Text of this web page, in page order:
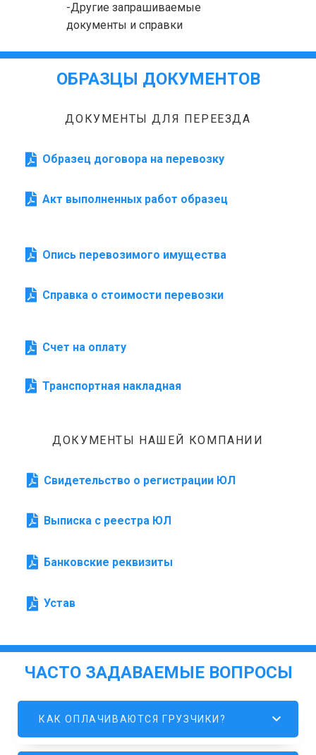
-Другие запрашиваемые
документы и справки
ОБРАЗЦЫ ДОКУМЕНТОВ
ДОКУМЕНТЫ ДЛЯ ПЕРЕЕЗДА
Образец договора на перевозку
Акт выполненных работ образец
Опись перевозимого имущества
Справка о стоимости перевозки
Счет на оплату
Транспортная накладная
ДОКУМЕНТЫ НАШЕЙ КОМПАНИИ
Свидетельство о регистрации ЮЛ
Выписка с реестра ЮЛ
Банковские реквизиты
Устав
ЧАСТО ЗАДАВАЕМЫЕ ВОПРОСЫ
КАК ОПЛАЧИВАЮТСЯ ГРУЗЧИКИ?